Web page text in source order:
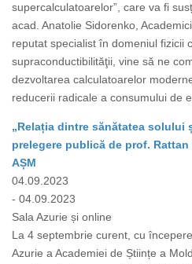
supercalculatoarelor”, care va fi
acad. Anatolie Sidorenko,
reputat specialist în domeniul fizicii
supraconductibilităţii, vine să ne
dezvoltarea calculatoarelor
reducerii radicale a consumului de
„Relația dintre sănătatea solului
prelegere publică de prof.
AȘM
04.09.2023
- 04.09.2023
Sala Azurie și online
La 4 septembrie curent, cu
Azurie a Academiei de Științe a